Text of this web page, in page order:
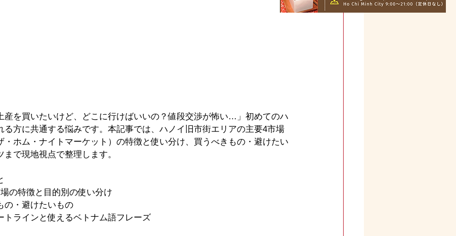
産を買いたいけど、どこに行けばいいの？値段交渉が怖い…」初めてのハ
る方に共通する悩みです。本記事では、ハノイ旧市街エリアの主要4市場
・ホム・ナイトマーケット）の特徴と使い分け、買うべきもの・避けたい
で現地視点で整理します。
の特徴と目的別の使い分け
の・避けたいもの
トラインと使えるベトナム語フレーズ